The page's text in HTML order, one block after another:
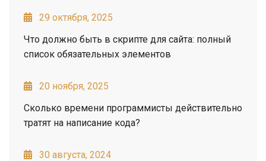
29 октября, 2025
Что должно быть в скрипте для сайта: полный
список обязательных элементов
20 ноября, 2025
Сколько времени программисты действительно
тратят на написание кода?
30 августа, 2024